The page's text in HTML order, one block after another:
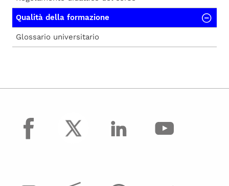
Qualità della formazione
Glossario universitario
facebook